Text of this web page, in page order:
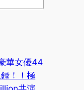
華女優44
！！極